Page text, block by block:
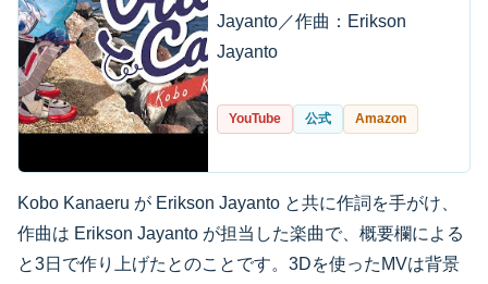
Jayanto／作曲：Erikson
Jayanto
YouTube 公式 Amazon
Kobo Kanaeru が Erikson Jayanto と共に作詞を手がけ、
作曲は Erikson Jayanto が担当した楽曲で、概要欄による
と3日で作り上げたとのことです。3Dを使ったMVは背景